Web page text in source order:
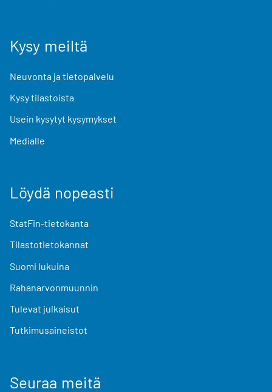
Kysy meiltä
Neuvonta ja tietopalvelu
Kysy tilastoista
Usein kysytyt kysymykset
Medialle
Löydä nopeasti
StatFin-tietokanta
Tilastotietokannat
Suomi lukuina
Rahanarvonmuunnin
Tulevat julkaisut
Tutkimusaineistot
Seuraa meitä